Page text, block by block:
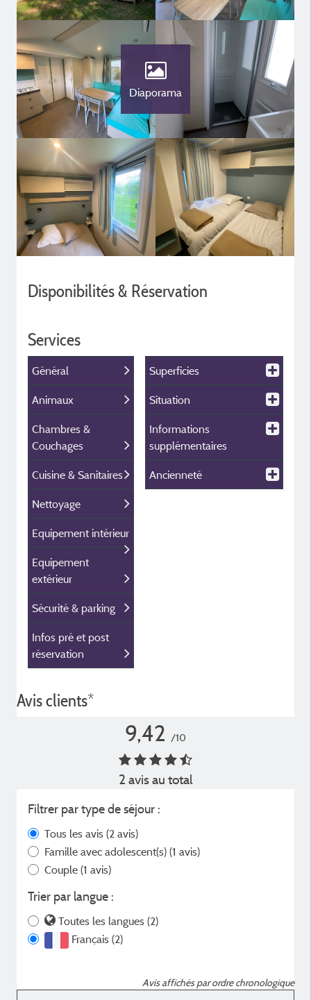
Diaporama
Disponibilités & Réservation
Services
Général
Animaux
Chambres &
Couchages
Cuisine & Sanitaires
Nettoyage
Equipement intérieur
Equipement
extérieur
Sécurité & parking
Infos pré et post
réservation
Superficies
Situation
Informations
supplémentaires
Ancienneté
Avis clients*
9,42 /10
2 avis au total
Filtrer par type de séjour :
Tous les avis (2 avis)
Famille avec adolescent(s) (1 avis)
Couple (1 avis)
Trier par langue :
Toutes les langues (2)
Français (2)
Avis affichés par ordre chronologique